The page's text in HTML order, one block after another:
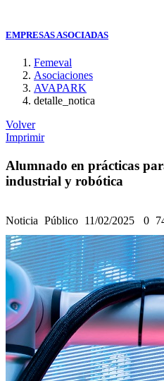
EMPRESAS ASOCIADAS
Femeval
Asociaciones
AVAPARK
detalle_notica
Volver
Imprimir
Alumnado en prácticas
industrial y robótica
Noticia Público 11/02/2025 0